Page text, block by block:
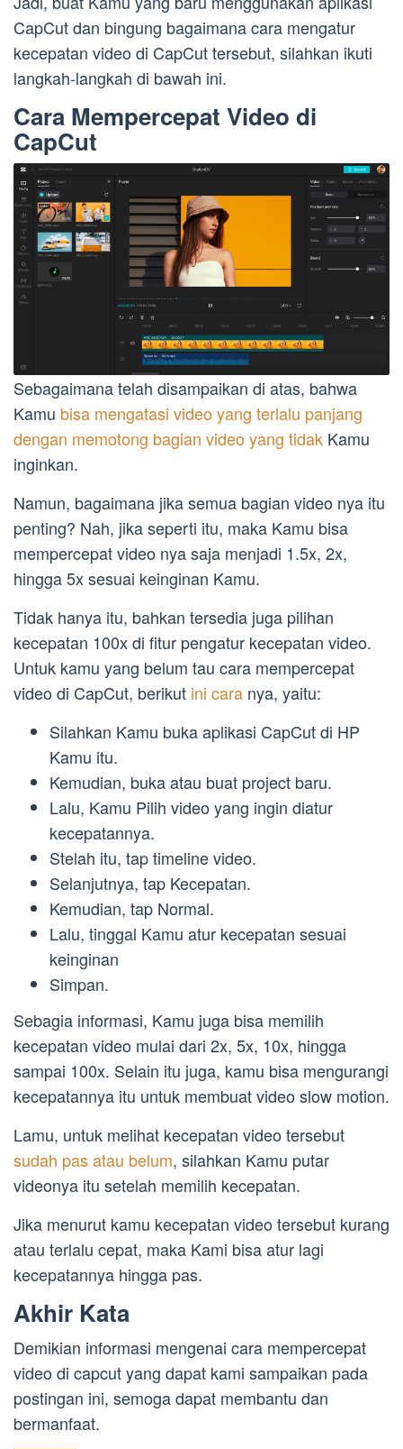
CapCut dan bingung bagaimana cara mengatur
kecepatan video di CapCut tersebut, silahkan ikuti
langkah-langkah di bawah ini.
Cara Mempercepat Video di
CapCut
Sebagaimana telah disampaikan di atas, bahwa
Kamu bisa mengatasi video yang terlalu panjang
dengan memotong bagian video yang tidak Kamu
inginkan.
Namun, bagaimana jika semua bagian video nya itu
penting? Nah, jika seperti itu, maka Kamu bisa
mempercepat video nya saja menjadi 1.5x, 2x,
hingga 5x sesuai keinginan Kamu.
Tidak hanya itu, bahkan tersedia juga pilihan
kecepatan 100x di fitur pengatur kecepatan video.
Untuk kamu yang belum tau cara mempercepat
video di CapCut, berikut ini cara nya, yaitu:
Silahkan Kamu buka aplikasi CapCut di HP
Kamu itu.
Kemudian, buka atau buat project baru.
Lalu, Kamu Pilih video yang ingin diatur
kecepatannya.
Stelah itu, tap timeline video.
Selanjutnya, tap Kecepatan.
Kemudian, tap Normal.
Lalu, tinggal Kamu atur kecepatan sesuai
keinginan
Simpan.
Sebagia informasi, Kamu juga bisa memilih
kecepatan video mulai dari 2x, 5x, 10x, hingga
sampai 100x. Selain itu juga, kamu bisa mengurangi
kecepatannya itu untuk membuat video slow motion.
Lamu, untuk melihat kecepatan video tersebut
sudah pas atau belum, silahkan Kamu putar
videonya itu setelah memilih kecepatan.
Jika menurut kamu kecepatan video tersebut kurang
atau terlalu cepat, maka Kami bisa atur lagi
kecepatannya hingga pas.
Akhir Kata
Demikian informasi mengenai cara mempercepat
video di capcut yang dapat kami sampaikan pada
postingan ini, semoga dapat membantu dan
bermanfaat.